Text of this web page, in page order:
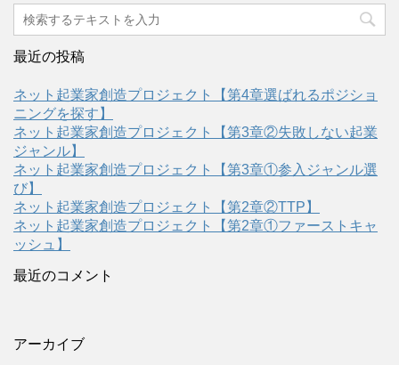
最近の投稿
ネット起業家創造プロジェクト【第4章選ばれるポジショ
ニングを探す】
ネット起業家創造プロジェクト【第3章②失敗しない起業
ジャンル】
ネット起業家創造プロジェクト【第3章①参入ジャンル選
び】
ネット起業家創造プロジェクト【第2章②TTP】
ネット起業家創造プロジェクト【第2章①ファーストキャ
ッシュ】
最近のコメント
アーカイブ